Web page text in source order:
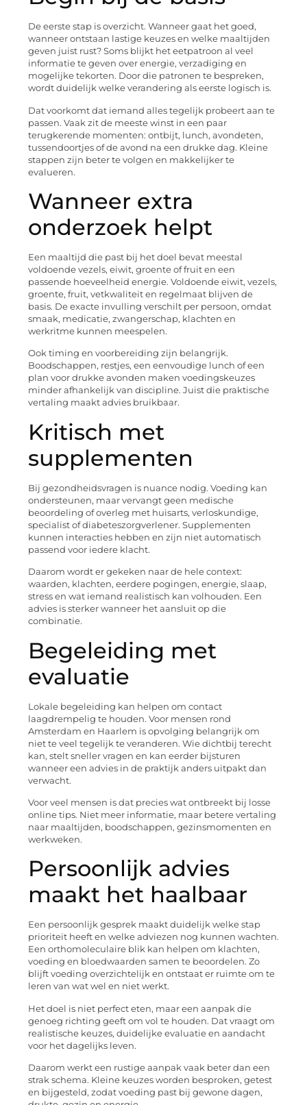
De eerste stap is overzicht. Wanneer gaat het goed,
wanneer ontstaan lastige keuzes en welke maaltijden
geven juist rust? Soms blijkt het eetpatroon al veel
informatie te geven over energie, verzadiging en
mogelijke tekorten. Door die patronen te bespreken,
wordt duidelijk welke verandering als eerste logisch is.
Dat voorkomt dat iemand alles tegelijk probeert aan te
passen. Vaak zit de meeste winst in een paar
terugkerende momenten: ontbijt, lunch, avondeten,
tussendoortjes of de avond na een drukke dag. Kleine
stappen zijn beter te volgen en makkelijker te
evalueren.
Wanneer extra
onderzoek helpt
Een maaltijd die past bij het doel bevat meestal
voldoende vezels, eiwit, groente of fruit en een
passende hoeveelheid energie. Voldoende eiwit, vezels,
groente, fruit, vetkwaliteit en regelmaat blijven de
basis. De exacte invulling verschilt per persoon, omdat
smaak, medicatie, zwangerschap, klachten en
werkritme kunnen meespelen.
Ook timing en voorbereiding zijn belangrijk.
Boodschappen, restjes, een eenvoudige lunch of een
plan voor drukke avonden maken voedingskeuzes
minder afhankelijk van discipline. Juist die praktische
vertaling maakt advies bruikbaar.
Kritisch met
supplementen
Bij gezondheidsvragen is nuance nodig. Voeding kan
ondersteunen, maar vervangt geen medische
beoordeling of overleg met huisarts, verloskundige,
specialist of diabeteszorgverlener. Supplementen
kunnen interacties hebben en zijn niet automatisch
passend voor iedere klacht.
Daarom wordt er gekeken naar de hele context:
waarden, klachten, eerdere pogingen, energie, slaap,
stress en wat iemand realistisch kan volhouden. Een
advies is sterker wanneer het aansluit op die
combinatie.
Begeleiding met
evaluatie
Lokale begeleiding kan helpen om contact
laagdrempelig te houden. Voor mensen rond
Amsterdam en Haarlem is opvolging belangrijk om
niet te veel tegelijk te veranderen. Wie dichtbij terecht
kan, stelt sneller vragen en kan eerder bijsturen
wanneer een advies in de praktijk anders uitpakt dan
verwacht.
Voor veel mensen is dat precies wat ontbreekt bij losse
online tips. Niet meer informatie, maar betere vertaling
naar maaltijden, boodschappen, gezinsmomenten en
werkweken.
Persoonlijk advies
maakt het haalbaar
Een persoonlijk gesprek maakt duidelijk welke stap
prioriteit heeft en welke adviezen nog kunnen wachten.
Een orthomoleculaire blik kan helpen om klachten,
voeding en bloedwaarden samen te beoordelen. Zo
blijft voeding overzichtelijk en ontstaat er ruimte om te
leren van wat wel en niet werkt.
Het doel is niet perfect eten, maar een aanpak die
genoeg richting geeft om vol te houden. Dat vraagt om
realistische keuzes, duidelijke evaluatie en aandacht
voor het dagelijks leven.
Daarom werkt een rustige aanpak vaak beter dan een
strak schema. Kleine keuzes worden besproken, getest
en bijgesteld, zodat voeding past bij gewone dagen,